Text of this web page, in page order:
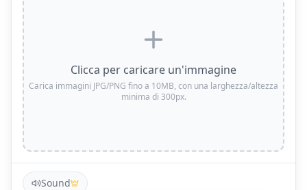
Clicca per caricare un'immagine
Carica immagini JPG/PNG fino a 10MB, con una larghezza/altezza
minima di 300px.
Sound